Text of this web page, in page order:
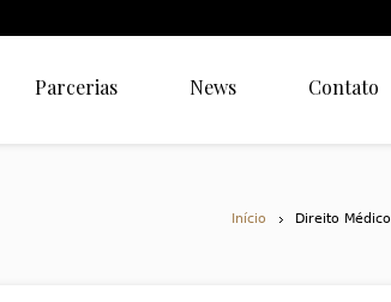
Parcerias News Contato
Início Direito Médico